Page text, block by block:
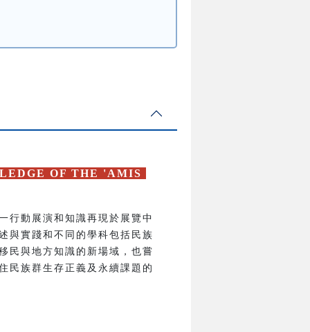
OF THE 'AMIS
行動展演和知識再現於展覽中
與實踐和不同的學科包括民族
民與地方知識的新場域，也嘗
民族群生存正義及永續課題的